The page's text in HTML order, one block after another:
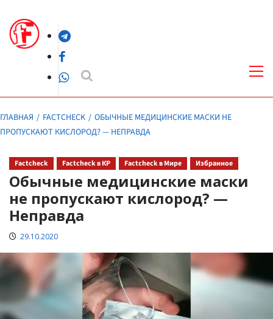
содержимомуTelegram
Facebook
WhatsApp
ГЛАВНАЯ FACTCHECK
ОБЫЧНЫЕ МЕДИЦИНСКИЕ МАСКИ НЕ
ПРОПУСКАЮТ КИСЛОРОД? — НЕПРАВДА
Factcheck Factcheck в КР Factcheck в Мире Избранное
Обычные медицинские маски
не пропускают кислород? —
Неправда
29.10.2020